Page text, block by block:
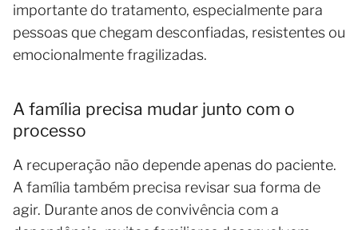
importante do tratamento, especialmente para
pessoas que chegam desconfiadas, resistentes ou
emocionalmente fragilizadas.
A família precisa mudar junto com o
processo
A recuperação não depende apenas do paciente.
A família também precisa revisar sua forma de
agir. Durante anos de convivência com a